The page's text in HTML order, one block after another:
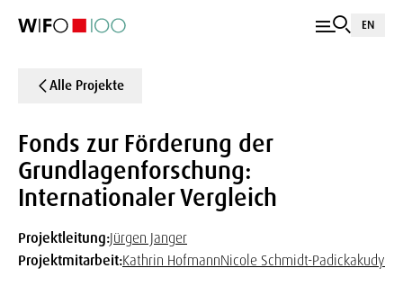
EN
Alle Projekte
Fonds zur Förderung der
Grundlagenforschung:
Internationaler Vergleich
Projektleitung:Jürgen Janger
Projektmitarbeit:Kathrin HofmannNicole Schmidt-Padickakudy